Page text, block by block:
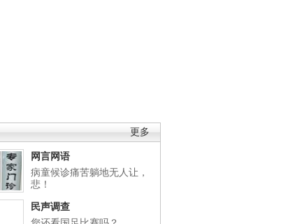
更多
网言网语
病童候诊痛苦躺地无人让，
悲！
民声调查